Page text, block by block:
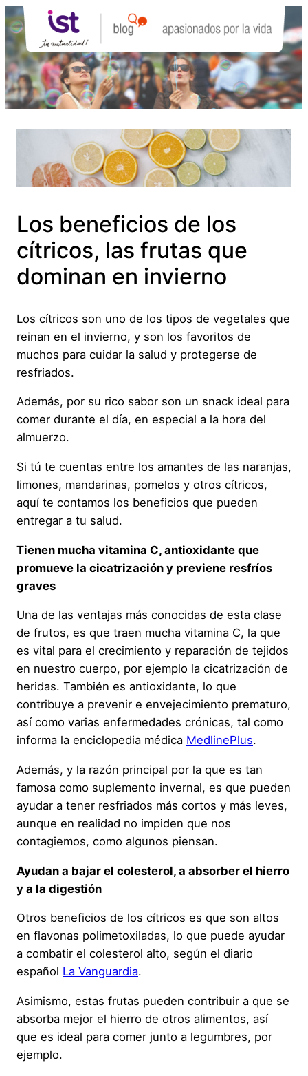
Saltar
al
contenido
Los beneficios de los
cítricos, las frutas que
dominan en invierno
Los cítricos son uno de los tipos de vegetales que
reinan en el invierno, y son los favoritos de
muchos para cuidar la salud y protegerse de
resfriados.
Además, por su rico sabor son un snack ideal para
comer durante el día, en especial a la hora del
almuerzo.
Si tú te cuentas entre los amantes de las naranjas,
limones, mandarinas, pomelos y otros cítricos,
aquí te contamos los beneficios que pueden
entregar a tu salud.
Tienen mucha vitamina C, antioxidante que
promueve la cicatrización y previene resfríos
graves
Una de las ventajas más conocidas de esta clase
de frutos, es que traen mucha vitamina C, la que
es vital para el crecimiento y reparación de tejidos
en nuestro cuerpo, por ejemplo la cicatrización de
heridas. También es antioxidante, lo que
contribuye a prevenir e envejecimiento prematuro,
así como varias enfermedades crónicas, tal como
informa la enciclopedia médica MedlinePlus.
Además, y la razón principal por la que es tan
famosa como suplemento invernal, es que pueden
ayudar a tener resfriados más cortos y más leves,
aunque en realidad no impiden que nos
contagiemos, como algunos piensan.
Ayudan a bajar el colesterol, a absorber el hierro
y a la digestión
Otros beneficios de los cítricos es que son altos
en flavonas polimetoxiladas, lo que puede ayudar
a combatir el colesterol alto, según el diario
español La Vanguardia.
Asimismo, estas frutas pueden contribuir a que se
absorba mejor el hierro de otros alimentos, así
que es ideal para comer junto a legumbres, por
ejemplo.